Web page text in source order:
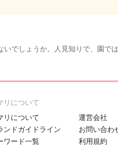
でしょうか。人見知りで、園で
リについて
リについて
ンドガイドライン
ワード一覧
運営会社
お問い合わ
利用規約